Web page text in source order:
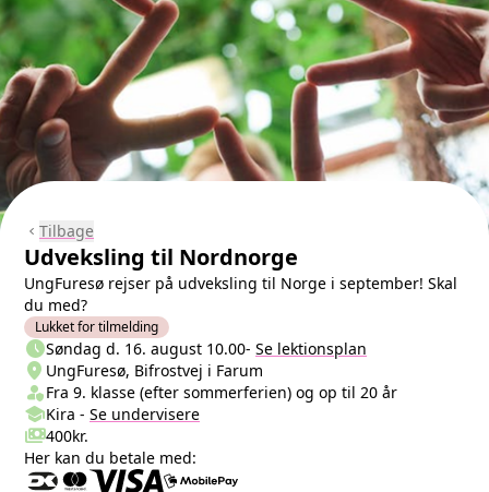
chevron_left Tilbage
Udveksling til Nordnorge
UngFuresø rejser på udveksling til Norge i september! Skal
du med?
Lukket for tilmelding
Næste lektion
scheduleSøndag d. 16. august 10.00- Se lektionsplan
Sted/Adresse
location_on UngFuresø, Bifrostvej i Farum
Klasse/Aldersbegrænsning
person_shieldFra 9. klasse (efter sommerferien) og op til 20 år
Undervisere
schoolKira - Se undervisere
Pris
payments400kr.
Her kan du betale med: